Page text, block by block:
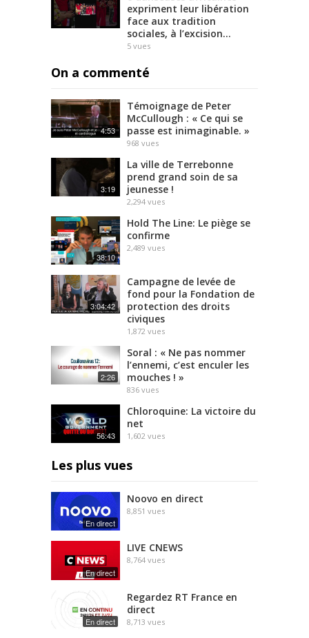
expriment leur libération
face aux tradition
sociales, à l’excision…
5 vues
On a commenté
4:53
Témoignage de Peter
McCullough : « Ce qui se
passe est inimaginable. »
968 vues
3:19
La ville de Terrebonne
prend grand soin de sa
jeunesse !
2,294 vues
38:10
Hold The Line: Le piège se
confirme
2,489 vues
3:04:42
Campagne de levée de
fond pour la Fondation de
protection des droits
civiques
1,872 vues
2:26
Soral : « Ne pas nommer
l’ennemi, c’est enculer les
mouches ! »
836 vues
56:43
Chloroquine: La victoire du
net
1,602 vues
Les plus vues
En direct
Noovo en direct
8,851 vues
En direct
LIVE CNEWS
8,764 vues
En direct
Regardez RT France en
direct
8,713 vues